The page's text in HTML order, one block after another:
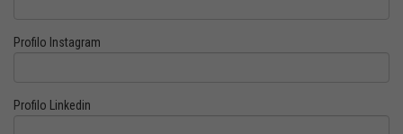
Profilo Instagram
Profilo Linkedin